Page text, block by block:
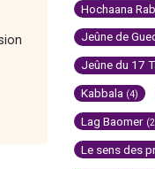
Hochaana
Jeûne de
Jeûne du 17
Kabbala (4)
Lag Baomer
Le sens des